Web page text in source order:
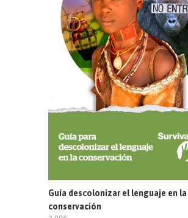
Guía descolonizar el lenguaje en la
conservación